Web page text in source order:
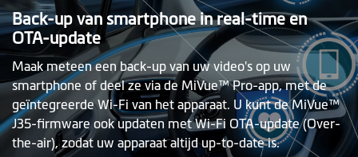
Back-up van smartphone in real-time en
OTA-update
Maak meteen een back-up van uw video's op uw
smartphone of deel ze via de MiVue™ Pro-app, met de
geïntegreerde Wi-Fi van het apparaat. U kunt de MiVue™
J35-firmware ook updaten met Wi-Fi OTA-update (Over-
the-air), zodat uw apparaat altijd up-to-date is.